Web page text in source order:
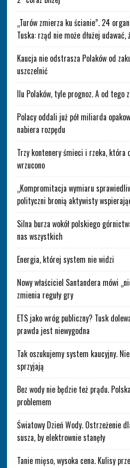
„Turów zmierza ku ścianie”. 24
Tuska: rząd nie może dłużej
Kaucja nie odstrasza Polaków od
uszczelnić
Ilu Polaków, tyle prognoz. A od tego
Polacy oddali już pół miliarda
nabiera rozpędu
Trzy kontenery śmieci i rzeka, która
wrzucono
„Kompromitacja wymiaru
polityczni bronią aktywisty
Silna burza wokół polskiego
nas wszystkich
Energia, której system nie widzi
Nowy właściciel Santandera mówi
zmienia reguły gry
ETS jako wróg publiczny? Tusk
prawda jest niewygodna
Tak oszukujemy system kaucyjny.
sprzyjają
Bez wody nie będzie też prądu.
problemem
Światowy Dzień Wody. Ostrzeżenie
susza, by elektrownie stanęły
Tanie mięso, wysoka cena. Kulisy